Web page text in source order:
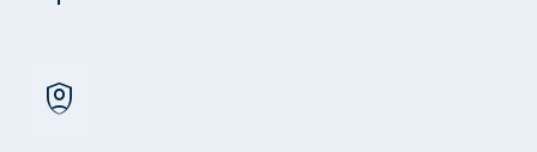
shield_person